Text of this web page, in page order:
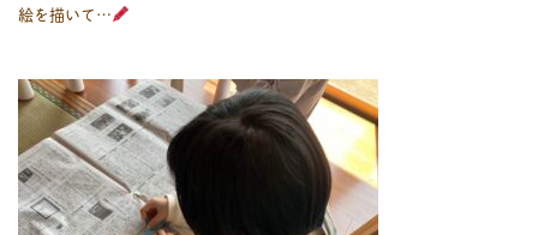
絵を描いて…